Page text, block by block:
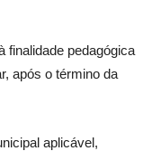
finalidade pedagógica
após o término da
aplicável,